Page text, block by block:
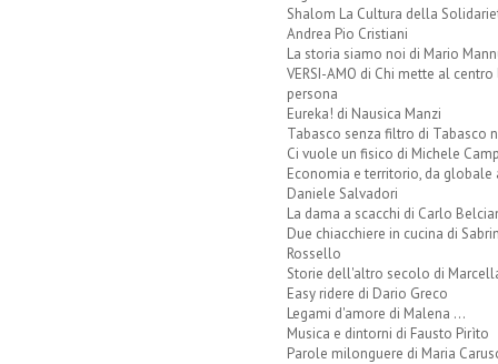
Shalom La Cultura della
Andrea Pio Cristiani
La storia siamo noi di Mario
VERSI-AMO di Chi mette al centro
persona
Eureka! di Nausica Manzi
Tabasco senza filtro di Tabasco
Ci vuole un fisico di Michele
Economia e territorio, da globale
Daniele Salvadori
La dama a scacchi di Carlo
Due chiacchiere in cucina di
Rossello
Storie dell'altro secolo di
Easy ridere di Dario Greco
Legami d'amore di Malena ...
Musica e dintorni di Fausto Pirìto
Parole milonguere di Maria